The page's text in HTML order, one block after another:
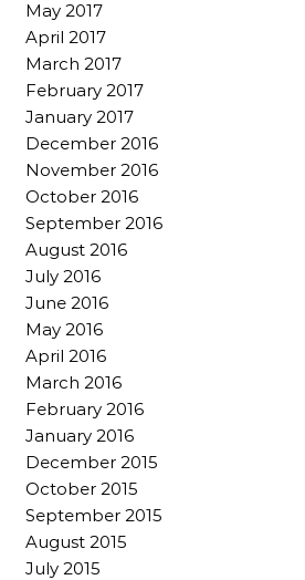
May 2017
April 2017
March 2017
February 2017
January 2017
December 2016
November 2016
October 2016
September 2016
August 2016
July 2016
June 2016
May 2016
April 2016
March 2016
February 2016
January 2016
December 2015
October 2015
September 2015
August 2015
July 2015